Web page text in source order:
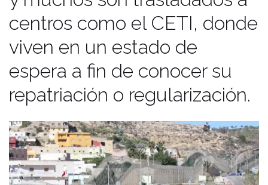
centros como el CETI, donde
viven en un estado de
espera a fin de conocer su
repatriación o regularización.